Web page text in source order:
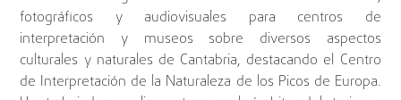
fotográficos y audiovisuales para centros de
interpretación y museos sobre diversos aspectos
culturales y naturales de Cantabria, destacando el Centro
de Interpretación de la Naturaleza de los Picos de Europa.